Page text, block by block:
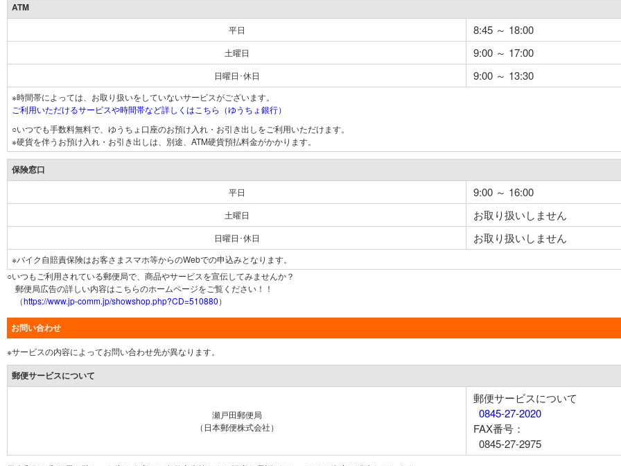
ATM
平日 8:45 ～ 18:00
土曜日 9:00 ～ 17:00
日曜日･休日 9:00 ～ 13:30
※時間帯によっては、お取り扱いをしていないサービスがございます。
ご利用いただけるサービスや時間帯など詳しくはこちら（ゆうちょ銀行）
○いつでも手数料無料で、ゆうちょ口座のお預け入れ・お引き出しをご利用いただけます。
※硬貨を伴うお預け入れ・お引き出しは、別途、ATM硬貨預払料金がかかります。
保険窓口
平日 9:00 ～ 16:00
土曜日 お取り扱いしません
日曜日･休日 お取り扱いしません
※バイク自賠責保険はお客さまスマホ等からのWebでの申込みとなります。
○いつもご利用されている郵便局で、商品やサービスを宣伝してみませんか？
郵便局広告の詳しい内容はこちらのホームページをご覧ください！！
（https://www.jp-comm.jp/showshop.php?CD=510880）
お問い合わせ
※サービスの内容によってお問い合わせ先が異なります。
郵便サービスについて
瀬戸田郵便局
（日本郵便株式会社）
郵便サービスについて
0845-27-2020
FAX番号：
0845-27-2975